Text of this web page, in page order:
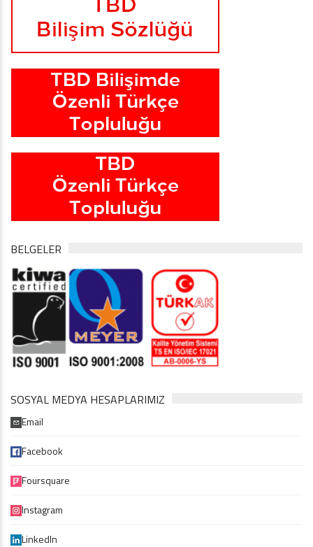
BELGELER
SOSYAL MEDYA HESAPLARIMIZ
Email
Facebook
Foursquare
Instagram
LinkedIn